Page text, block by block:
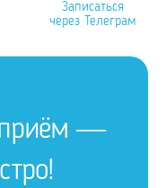
Записаться
через Телеграм
приём —